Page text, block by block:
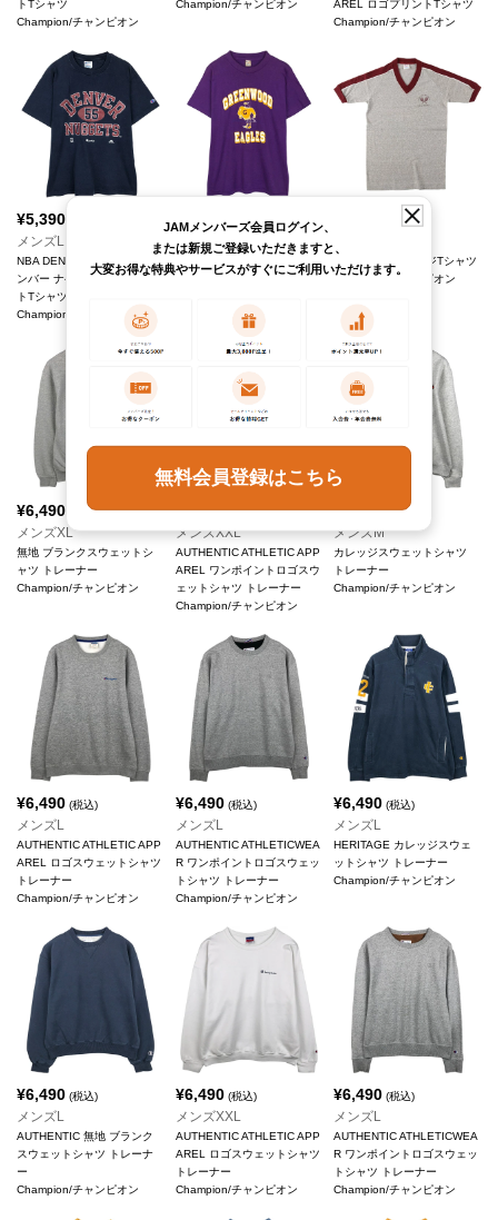
トTシャツ
Champion/チャンピオン
Champion/チャンピオン
AREL ロゴプリントTシャツ
Champion/チャンピオン
¥5,390
メンズL
NBA DENVER NUGGETS デ
ンバー ナゲッツ ロゴプリン
トTシャツ
Champion/チャンピオン
¥10,890 (税込)
メンズXL
トリコタグ カレッジTシャツ
Champion/チャンピオン
(税込)
トリコタグ カレッジTシャツ
Champion/チャンピオン
¥6,490 (税込)
メンズXL
無地 ブランクスウェットシ
ャツ トレーナー
Champion/チャンピオン
¥6,490(税込)
メンズXXL
AUTHENTIC ATHLETIC APP
AREL ワンポイントロゴスウ
ェットシャツ トレーナー
Champion/チャンピオン
¥6,490(税込)
メンズM
カレッジスウェットシャツ
トレーナー
Champion/チャンピオン
¥6,490 (税込)
メンズL
AUTHENTIC ATHLETIC APP
AREL ロゴスウェットシャツ
トレーナー
Champion/チャンピオン
¥6,490(税込)
メンズL
AUTHENTIC ATHLETICWEA
R ワンポイントロゴスウェッ
トシャツ トレーナー
Champion/チャンピオン
¥6,490 (税込)
メンズL
HERITAGE カレッジスウェ
ットシャツ トレーナー
Champion/チャンピオン
¥6,490 (税込)
メンズL
AUTHENTIC 無地 ブランク
スウェットシャツ トレーナ
ー
Champion/チャンピオン
¥6,490(税込)
メンズXXL
AUTHENTIC ATHLETIC APP
AREL ロゴスウェットシャツ
トレーナー
Champion/チャンピオン
¥6,490 (税込)
メンズL
AUTHENTIC ATHLETICWEA
R ワンポイントロゴスウェッ
トシャツ トレーナー
Champion/チャンピオン
JAMメンバーズ会員ログイン、
または新規ご登録いただきますと、
大変お得な特典やサービスがすぐにご利用いただけます。
無料会員登録はこちら